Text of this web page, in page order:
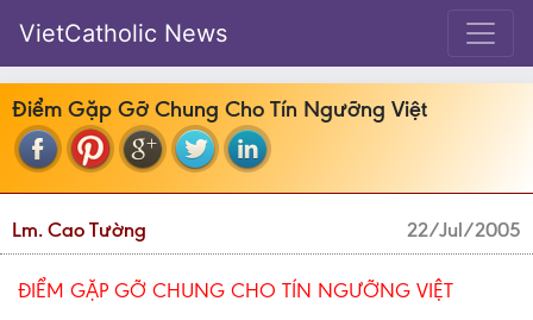
VietCatholic News
Điểm Gặp Gỡ Chung Cho Tín Ngưỡng Việt
Lm. Cao Tường 22/Jul/2005
ĐIỂM GẶP GỠ CHUNG CHO TÍN NGƯỠNG VIỆT